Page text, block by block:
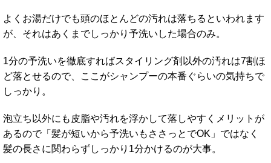
よくお湯だけでも頭のほとんどの汚れは落ちるといわれます
が、それはあくまでしっかり予洗いした場合のみ。
1分の予洗いを徹底すればスタイリング剤以外の汚れは7割ほ
ど落とせるので、ここがシャンプーの本番ぐらいの気持ちで
しっかり。
泡立ち以外にも皮脂や汚れを浮かして落しやすくメリットが
あるので「髪が短いから予洗いもささっとでOK」ではなく
髪の長さに関わらずしっかり1分かけるのが大事。